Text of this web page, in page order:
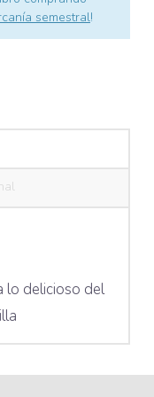
semestral!
lo delicioso del